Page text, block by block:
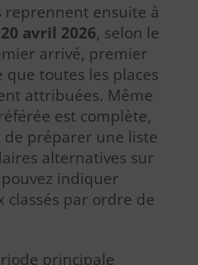
reprennent ensuite à
avril 2026, selon le
arrivé, premier
que toutes les places
attribuées. Même
est complète,
préparer une liste
alternatives sur
pouvez indiquer
classés par ordre de
principale